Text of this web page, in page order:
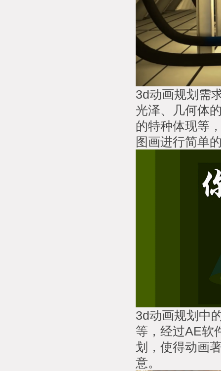
3d动画规划需
光泽、几何体
的特种体现等
图画进行简单
3d动画规划中
等，经过AE软
划，使得动画
意。